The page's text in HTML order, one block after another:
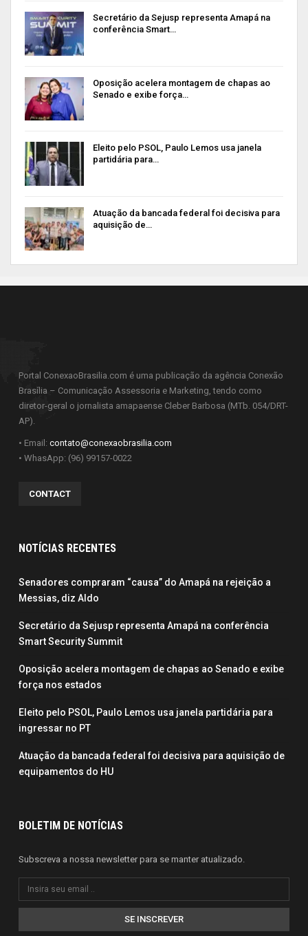
Secretário da Sejusp representa Amapá na
conferência Smart…
Oposição acelera montagem de chapas ao
Senado e exibe força…
Eleito pelo PSOL, Paulo Lemos usa janela
partidária para…
Atuação da bancada federal foi decisiva para
aquisição de…
Portal ConexaoBrasilia.com é uma publicação da agência Conexão
Brasília – Comunicação Assessoria e Marketing, tendo como
diretor-geral o jornalista amapaense Cleber Barbosa (MTb. 054/DRT-
AP).
• Email: contato@conexaobrasilia.com
• WhasApp: (96) 99157-0022
CONTACT
NOTÍCIAS RECENTES
Senadores compraram “causa” do Amapá na rejeição a
Messias, diz Aldo
Secretário da Sejusp representa Amapá na conferência
Smart Security Summit
Oposição acelera montagem de chapas ao Senado e exibe
força nos estados
Eleito pelo PSOL, Paulo Lemos usa janela partidária para
ingressar no PT
Atuação da bancada federal foi decisiva para aquisição de
equipamentos do HU
BOLETIM DE NOTÍCIAS
Subscreva a nossa newsletter para se manter atualizado.
SE INSCREVER